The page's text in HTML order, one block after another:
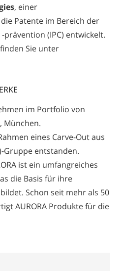
, einer
Patente im Bereich der
(IPC) entwickelt.
Sie unter
im Portfolio von
München.
eines Carve-Out aus
Gruppe entstanden.
ist ein umfangreiches
die Basis für ihre
Schon seit mehr als 50
AURORA Produkte für die